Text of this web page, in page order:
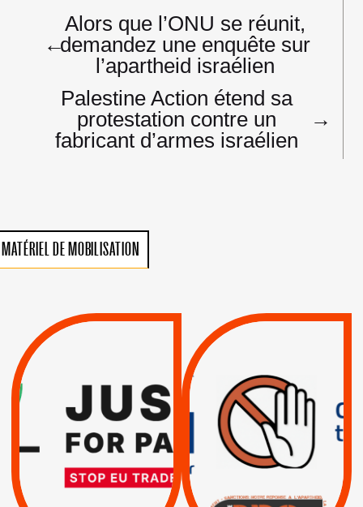
Navigation
l’article
←
Alors que l’ONU se réunit,
demandez une enquête sur
l’apartheid israélien
Palestine Action étend sa
protestation contre un
fabricant d’armes israélien
→
MATÉRIEL DE MOBILISATION
VIOLATIONS DES
SUSPENSION
TOTALE DE
L’ACCORD
D’ASSOCIATION UE-
ISRAËL
INTERNATIONAL ?
TRUMP, MACRON :
MÊME COMBAT
| Actus |
| Boycott militaire |